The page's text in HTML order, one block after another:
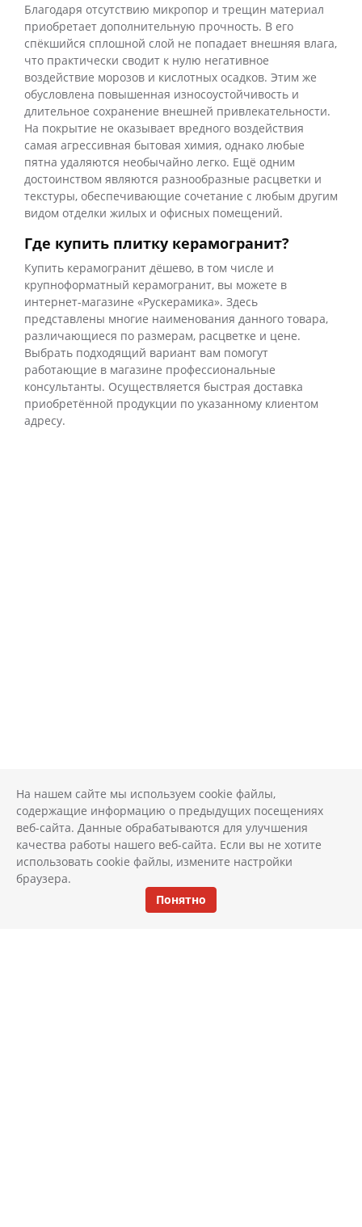
Благодаря отсутствию микропор и трещин материал
приобретает дополнительную прочность. В его
спёкшийся сплошной слой не попадает внешняя влага,
что практически сводит к нулю негативное
воздействие морозов и кислотных осадков. Этим же
обусловлена повышенная износоустойчивость и
длительное сохранение внешней привлекательности.
На покрытие не оказывает вредного воздействия
самая агрессивная бытовая химия, однако любые
пятна удаляются необычайно легко. Ещё одним
достоинством являются разнообразные расцветки и
текстуры, обеспечивающие сочетание с любым другим
видом отделки жилых и офисных помещений.
Где купить плитку керамогранит?
Купить керамогранит дёшево, в том числе и
крупноформатный керамогранит, вы можете в
интернет-магазине «Рускерамика». Здесь
представлены многие наименования данного товара,
различающиеся по размерам, расцветке и цене.
Выбрать подходящий вариант вам помогут
работающие в магазине профессиональные
консультанты. Осуществляется быстрая доставка
приобретённой продукции по указанному клиентом
адресу.
На нашем сайте мы используем cookie файлы,
содержащие информацию о предыдущих посещениях
веб-сайта. Данные обрабатываются для улучшения
качества работы нашего веб-сайта. Если вы не хотите
использовать cookie файлы, измените настройки
браузера.
Понятно